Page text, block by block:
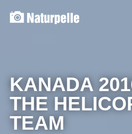
KANADA
THE
TEAM